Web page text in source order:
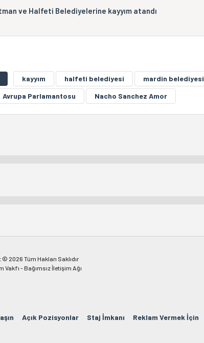
ve Halfeti Belediyelerine kayyım atandı
kayyım halfeti belediyesi
mardin belediyesi
Avrupa Parlamantosu Nacho Sanchez Amor
2026 Tüm Hakları Saklıdır
Vakfı - Bağımsız İletişim Ağı
Açık Pozisyonlar Staj İmkanı Reklam Vermek İçin